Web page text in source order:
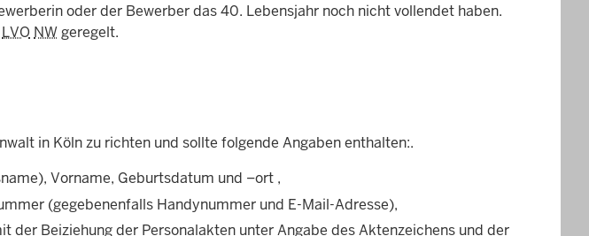
oder der Bewerber das 40. Lebensjahr noch nicht vollendet haben.
LVO NWgeregelt.
in Köln zu richten und sollte folgende Angaben enthalten:.
Vorname, Geburtsdatum und –ort ,
(gegebenenfalls Handynummer und E-Mail-Adresse),
der Beiziehung der Personalakten unter Angabe des Aktenzeichens und der